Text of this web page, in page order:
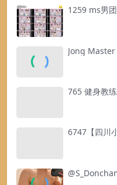
1259 ms男
Jong Master
765 健身教
6747【四川